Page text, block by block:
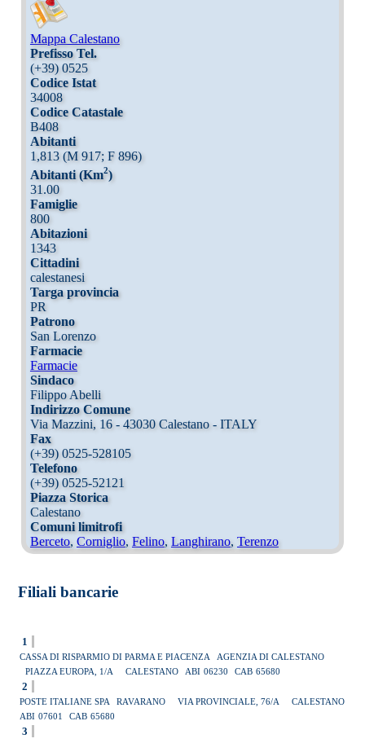
Mappa Calestano
Prefisso Tel.
(+39) 0525
Codice Istat
34008
Codice Catastale
B408
Abitanti
1,813 (M 917; F 896)
Abitanti (Km2)
31.00
Famiglie
800
Abitazioni
1343
Cittadini
calestanesi
Targa provincia
PR
Patrono
San Lorenzo
Farmacie
Farmacie
Sindaco
Filippo Abelli
Indirizzo Comune
Via Mazzini, 16 - 43030 Calestano - ITALY
Fax
(+39) 0525-528105
Telefono
(+39) 0525-52121
Piazza Storica
Calestano
Comuni limitrofi
Berceto, Corniglio, Felino, Langhirano, Terenzo
Filiali bancarie
1
CASSA DI RISPARMIO DI PARMA E PIACENZA
AGENZIA DI CALESTANO
PIAZZA EUROPA, 1/A
CALESTANO ABI 06230 CAB 65680
2
POSTE ITALIANE SPA RAVARANO VIA PROVINCIALE, 76/A
CALESTANO
ABI 07601 CAB 65680
3